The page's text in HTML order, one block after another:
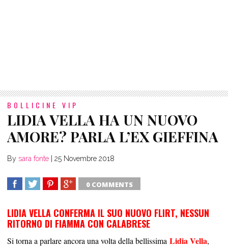
BOLLICINE VIP
LIDIA VELLA HA UN NUOVO
AMORE? PARLA L’EX GIEFFINA
By sara fonte 25 Novembre 2018
0 COMMENTS
LIDIA VELLA CONFERMA IL SUO NUOVO FLIRT, NESSUN
RITORNO DI FIAMMA CON CALABRESE
Si torna a parlare ancora una volta della bellissima Lidia Vella,